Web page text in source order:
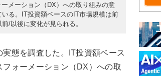
メーション（DX）への取り組みの意
る。IT投資額ベースのIT市場規模は前
/以後に変化が見られる。
態を調査した。IT投資額ベース
ォーメーション（DX）への取